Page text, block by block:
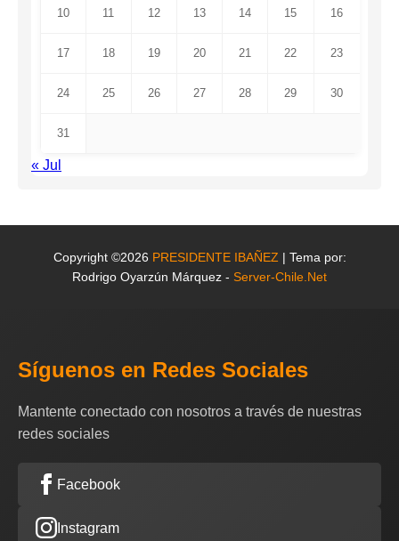
10 11 12 13 14 15 16
17 18 19 20 21 22 23
24 25 26 27 28 29 30
31
« Jul
Copyright ©2026 PRESIDENTE IBAÑEZ | Tema por:
Rodrigo Oyarzún Márquez - Server-Chile.Net
Síguenos en Redes Sociales
Mantente conectado con nosotros a través de nuestras
redes sociales
Facebook
Instagram